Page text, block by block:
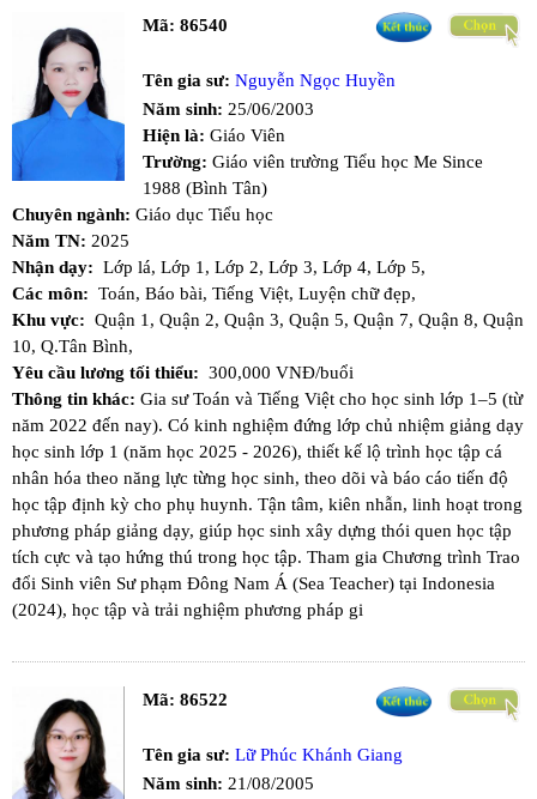
Mã: 86540
Tên gia sư: Nguyễn Ngọc Huyền
Năm sinh: 25/06/2003
Hiện là: Giáo Viên
Trường: Giáo viên trường Tiểu học Me Since
1988 (Bình Tân)
Chuyên ngành: Giáo dục Tiểu học
Năm TN: 2025
Nhận dạy: Lớp lá, Lớp 1, Lớp 2, Lớp 3, Lớp 4, Lớp 5,
Các môn: Toán, Báo bài, Tiếng Việt, Luyện chữ đẹp,
Khu vực: Quận 1, Quận 2, Quận 3, Quận 5, Quận 7, Quận 8, Quận
10, Q.Tân Bình,
Yêu cầu lương tối thiểu: 300,000 VNĐ/buổi
Thông tin khác: Gia sư Toán và Tiếng Việt cho học sinh lớp 1–5 (từ
năm 2022 đến nay). Có kinh nghiệm đứng lớp chủ nhiệm giảng dạy
học sinh lớp 1 (năm học 2025 - 2026), thiết kế lộ trình học tập cá
nhân hóa theo năng lực từng học sinh, theo dõi và báo cáo tiến độ
học tập định kỳ cho phụ huynh. Tận tâm, kiên nhẫn, linh hoạt trong
phương pháp giảng dạy, giúp học sinh xây dựng thói quen học tập
tích cực và tạo hứng thú trong học tập. Tham gia Chương trình Trao
đổi Sinh viên Sư phạm Đông Nam Á (Sea Teacher) tại Indonesia
(2024), học tập và trải nghiệm phương pháp gi
Mã: 86522
Tên gia sư: Lữ Phúc Khánh Giang
Năm sinh: 21/08/2005